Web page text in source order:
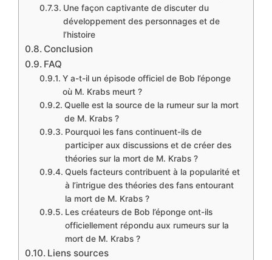
Une façon captivante de discuter du
développement des personnages et de
l’histoire
Conclusion
FAQ
Y a-t-il un épisode officiel de Bob l’éponge
où M. Krabs meurt ?
Quelle est la source de la rumeur sur la mort
de M. Krabs ?
Pourquoi les fans continuent-ils de
participer aux discussions et de créer des
théories sur la mort de M. Krabs ?
Quels facteurs contribuent à la popularité et
à l’intrigue des théories des fans entourant
la mort de M. Krabs ?
Les créateurs de Bob l’éponge ont-ils
officiellement répondu aux rumeurs sur la
mort de M. Krabs ?
Liens sources